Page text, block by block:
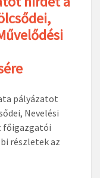
pályázatot
Nevelési
főigazgatói
részletek az